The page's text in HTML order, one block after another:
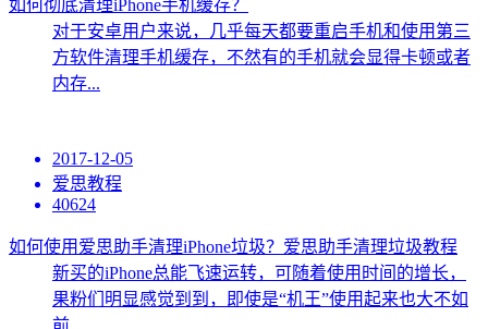
如何彻底清理iPhone手机缓存？
对于安卓用户来说，几乎每天都要重启手机和使用第三
方软件清理手机缓存，不然有的手机就会显得卡顿或者
内存...
2017-12-05
爱思教程
40624
如何使用爱思助手清理iPhone垃圾？爱思助手清理垃圾教程
新买的iPhone总能飞速运转，可随着使用时间的增长，
果粉们明显感觉到到，即使是“机王”使用起来也大不如
前...